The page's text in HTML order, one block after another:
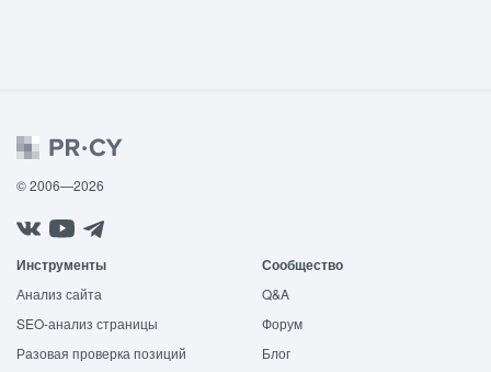
© 2006—2026
Инструменты
Анализ сайта
SEO-анализ страницы
Разовая проверка позиций
Сообщество
Q&A
Форум
Блог